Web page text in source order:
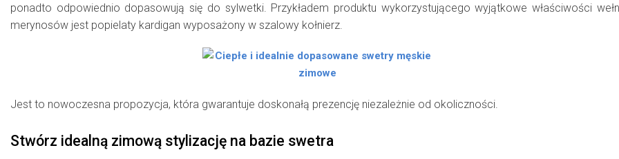
ponadto odpowiednio dopasowują się do sylwetki. Przykładem produktu wykorzystującego wyjątkowe właściwości
merynosów jest popielaty kardigan wyposażony w szalowy kołnierz.
Jest to nowoczesna propozycja, która gwarantuje doskonałą prezencję niezależnie od okoliczności.
Stwórz idealną zimową stylizację na bazie swetra